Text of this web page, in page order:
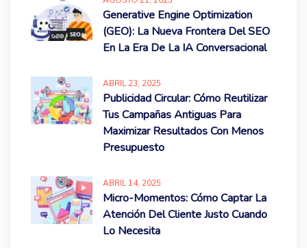
Generative Engine Optimization
(GEO): La Nueva Frontera Del SEO
En La Era De La IA Conversacional
ABRIL23, 2025
Publicidad Circular: Cómo Reutilizar
Tus Campañas Antiguas Para
Maximizar Resultados Con Menos
Presupuesto
ABRIL14, 2025
Micro-Momentos: Cómo Captar La
Atención Del Cliente Justo Cuando
Lo Necesita